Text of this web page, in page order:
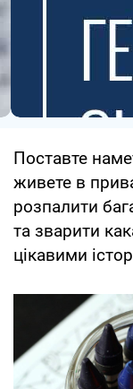
Поставте
живете в
розпалити
та зварити
цікавими